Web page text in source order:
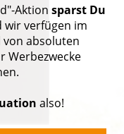
Aktion sparst Du
wir verfügen im
von absoluten
Werbezwecke
also!